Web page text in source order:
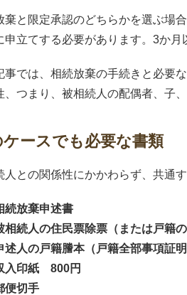
棄と限定承認のどちらかを選ぶ場
申立てする必要があります。3か月
事では、相続放棄の手続きと必要
、つまり、被相続人の配偶者、子
ケースでも必要な書類
人との関係性にかかわらず、共通
放棄申述書
続人の住民票除票（または戸籍の
人の戸籍謄本（戸籍全部事項証明
印紙 800円
切手